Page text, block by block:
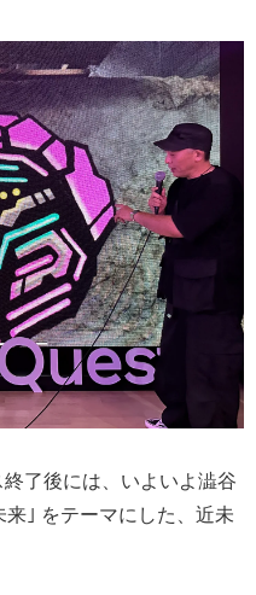
了後には、いよいよ澁谷
｣ をテーマにした、近未